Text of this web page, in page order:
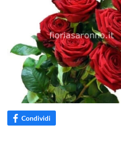
Condividi